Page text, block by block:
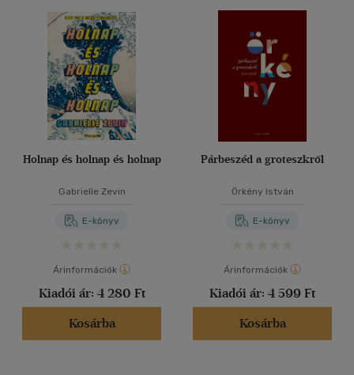
Holnap és holnap és holnap
Gabrielle Zevin
E-könyv
Árinformációk
Kiadói ár: 4 280 Ft
Kosárba
Párbeszéd a groteszkről
Örkény István
E-könyv
Árinformációk
Kiadói ár: 4 599 Ft
Kosárba